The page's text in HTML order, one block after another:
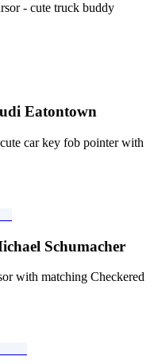
- cute truck buddy
Eatontown
car key fob pointer with
Schumacher
with matching Checkered